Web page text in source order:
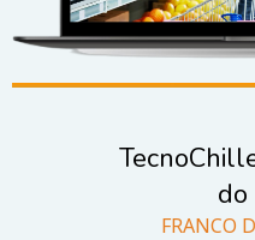
do
FRANCO